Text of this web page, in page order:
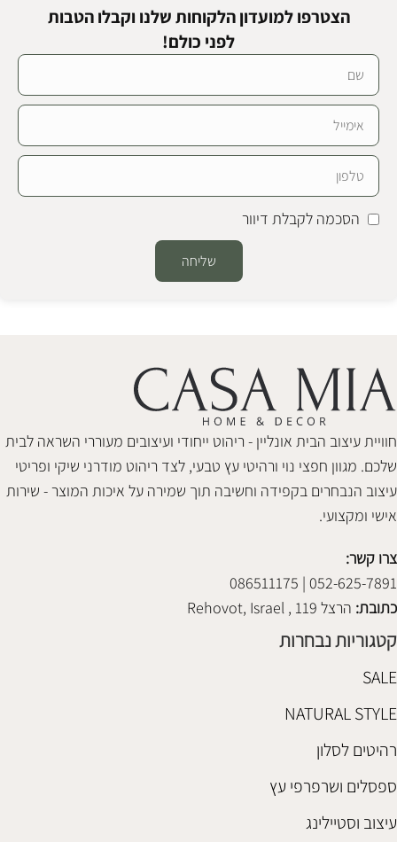
הצטרפו למועדון הלקוחות שלנו וקבלו הטבות
לפני כולם!
הסכמה לקבלת דיוור
שליחה
חוויית עיצוב הבית אונליין - ריהוט ייחודי ועיצובים מעוררי השראה לבית
שלכם. מגוון חפצי נוי ורהיטי עץ טבעי, לצד ריהוט מודרני שיקי ופריטי
עיצוב הנבחרים בקפידה וחשיבה תוך שמירה על איכות המוצר - שירות
אישי ומקצועי.
צרו קשר:
052-625-7891 | 086511175
כתובת: הרצל 119 , Rehovot, Israel
קטגוריות נבחרות
SALE
NATURAL STYLE
רהיטים לסלון
ספסלים ושרפרפי עץ
עיצוב וסטיילינג